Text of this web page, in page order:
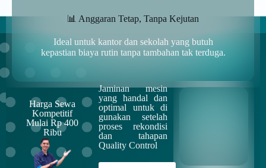
📊 Anggaran Tetap, Tanpa Kejutan
Ideal untuk kantor dan sekolah yang butuh
kepastian biaya rutin tanpa tambahan tak terduga.
Harga Sewa
Kompetitif
Mulai Rp 400
Ribu
Jaminan mesin
yang handal dan
optimal untuk di
gunakan setelah
proses rekondisi
dan tahapan
Quality Control